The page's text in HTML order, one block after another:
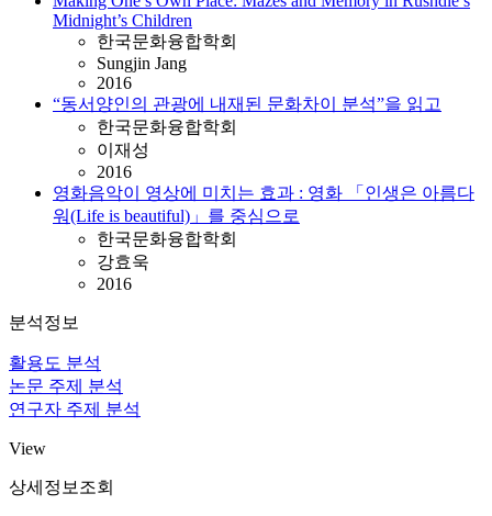
Midnight’s Children
한국문화융합학회
Sungjin Jang
2016
“동서양인의 관광에 내재된 문화차이 분석”을 읽고
한국문화융합학회
이재성
2016
영화음악이 영상에 미치는 효과 : 영화 「인생은 아름다
워(Life is beautiful)」를 중심으로
한국문화융합학회
강효욱
2016
분석정보
활용도 분석
논문 주제 분석
연구자 주제 분석
View
상세정보조회